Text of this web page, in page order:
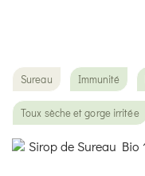
Sureau Immunité
Toux sèche et gorge irritée